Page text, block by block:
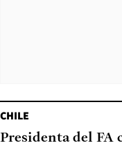
CHILE
Presidenta del FA